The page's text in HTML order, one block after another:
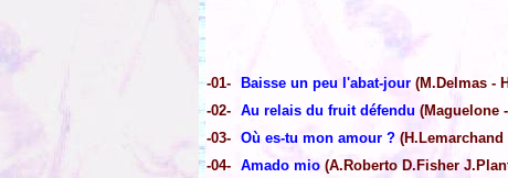
-01- Baisse un peu l'abat-jour (M.Delmas -
-02-
Au relais du fruit défendu (Maguelone
-03-
Où es-tu mon amour ?(H.Lemarchand
-04-
Amado mio(A.Roberto D.Fisher